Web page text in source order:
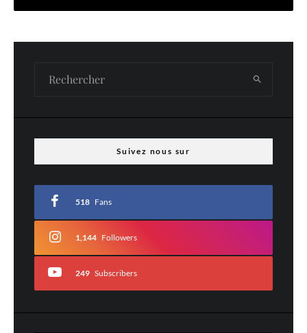
Votre adresse e-mail ne sera pas publiée.
Les champs obligatoires sont indiqués
Suivez nous sur
518 Fans
1,144 Followers
249 Subscribers